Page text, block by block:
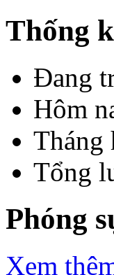
Thống
Đang
Hôm
Tháng
Tổng
Phóng
Xem